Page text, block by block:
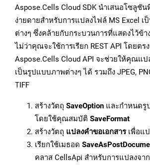
Aspose.Cells Cloud SDK นำเสนอโซลูชัน
ง่ายดายสำหรับการแปลงไฟล์ MS Excel
ต่างๆ ซึ่งคล้ายกับกระบวนการที่แสดงไว้ข้า
ไม่ว่าคุณจะใช้การเรียก REST API โดยตร
Aspose.Cells Cloud API จะช่วยให้คุณแป
เป็นรูปแบบภาพต่างๆ ได้ รวมถึง JPEG,
TIFF
สร้างวัตถุ SaveOption และกำหนดรู
โดยใช้คุณสมบัติ SaveFormat
สร้างวัตถุ แปลงคำขอเอกสารเพื่อแป
เรียกใช้เมธอด
คลาส CellsApi สำหรับการแปลงจา